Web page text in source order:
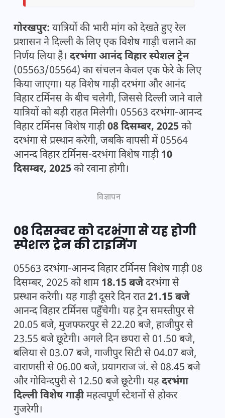
गोरखपुर: यात्रियों की भारी मांग को देखते हुए रेल
प्रशासन ने दिल्ली के लिए एक विशेष गाड़ी चलाने का
निर्णय लिया है। दरभंगा आनंद विहार स्पेशल ट्रेन
(05563/05564) का संचलन केवल एक फेरे के लिए
किया जाएगा। यह विशेष गाड़ी दरभंगा और आनंद
विहार टर्मिनस के बीच चलेगी, जिससे दिल्ली जाने वाले
यात्रियों को बड़ी राहत मिलेगी। 05563 दरभंगा-आनन्द
विहार टर्मिनस विशेष गाड़ी08 दिसम्बर, 2025को
दरभंगा से प्रस्थान करेगी, जबकि वापसी में 05564
आनन्द विहार टर्मिनस-दरभंगा विशेष गाड़ी10
दिसम्बर, 2025को रवाना होगी।
विज्ञापन
08 दिसम्बर को दरभंगा से यह होगी
स्पेशल ट्रेन की टाइमिंग
05563 दरभंगा-आनन्द विहार टर्मिनस विशेष गाड़ी 08
दिसम्बर, 2025 को शाम18.15 बजेदरभंगा से
प्रस्थान करेगी। यह गाड़ी दूसरे दिन रात21.15 बजे
आनन्द विहार टर्मिनस पहुँचेगी। यह ट्रेन समस्तीपुर से
20.05 बजे, मुजफ्फरपुर से 22.20 बजे, हाजीपुर से
23.55 बजे छूटेगी। अगले दिन छपरा से 01.50 बजे,
बलिया से 03.07 बजे, गाजीपुर सिटी से 04.07 बजे,
वाराणसी से 06.00 बजे, प्रयागराज जं. से 08.45 बजे
और गोविन्दपुरी से 12.50 बजे छूटेगी। यहदरभंगा
दिल्ली विशेष गाड़ीमहत्वपूर्ण स्टेशनों से होकर
गुजरेगी।